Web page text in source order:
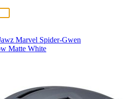
Marvel Spider-Gwen
Matte White